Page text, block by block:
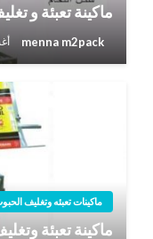
ماكينة تعبئة و
menna m2pack
ماكينات تعبئه وتغليف
ماكينة تعبئة